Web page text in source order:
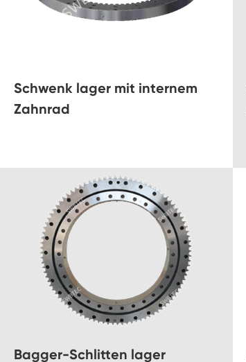
Schwenk lager mit internem
Zahnrad
Bagger-Schlitten lager